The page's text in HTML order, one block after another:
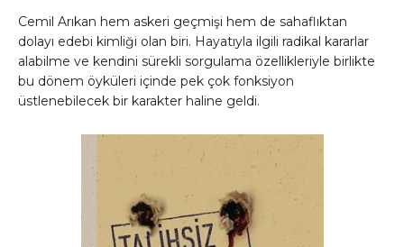
Cemil Arıkan hem askeri geçmişi hem de sahaflıktan
dolayı edebi kimliği olan biri. Hayatıyla ilgili radikal kararlar
alabilme ve kendini sürekli sorgulama özellikleriyle birlikte
bu dönem öyküleri içinde pek çok fonksiyon
üstlenebilecek bir karakter haline geldi.